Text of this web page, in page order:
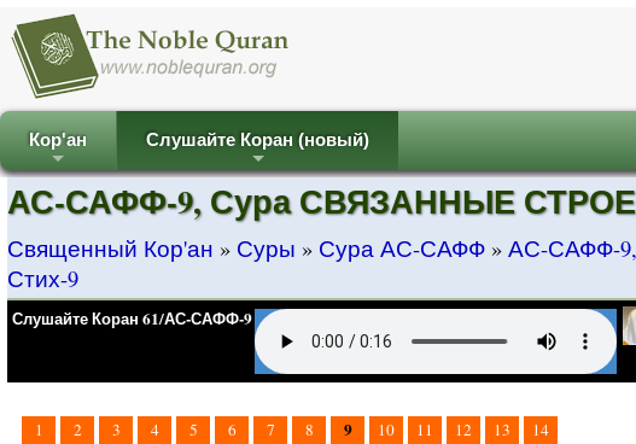
+
Кор'ан
+
Слушайте Коран (новый)
АС-САФФ-9, Сура СВЯЗАННЫЕ
Священный Кор'ан » Суры » Сура АС-САФФ » АС-САФФ-
Стих-9
Слушайте Коран 61/АС-САФФ-9
1 2 3 4 5 6 7 8 9 10 11 12 13 14